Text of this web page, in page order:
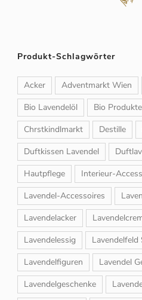
Produkt-Schlagwörter
Acker Adventmarkt Wien
Bio Lavendelöl
Bio Produkte
Chrstkindlmarkt
Destille
Duftkissen Lavendel
Hautpflege
Interieur-
Lavendel-Accessoires
Lavendelacker
Lavendelessig
Lavendelfeld
Lavendelfiguren
Lavendel
Lavendelgeschenke